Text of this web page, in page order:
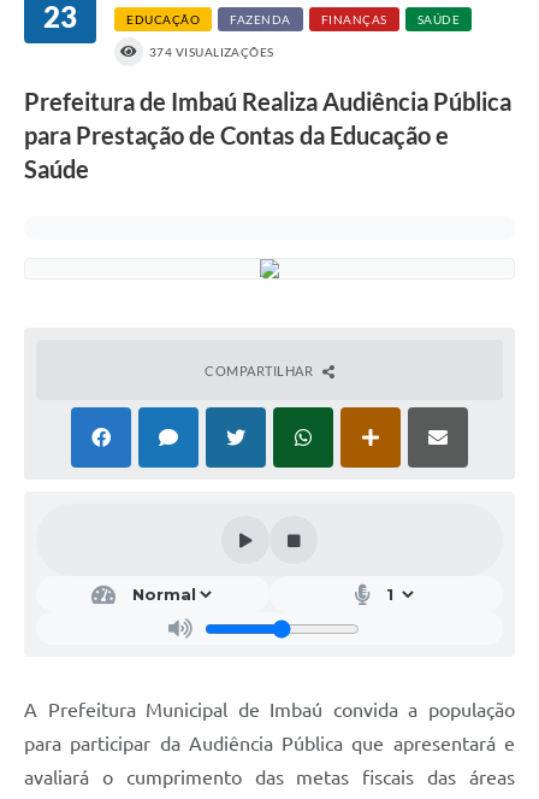
23 EDUCAÇÃO FAZENDA FINANÇAS SAÚDE
374 VISUALIZAÇÕES
Prefeitura de Imbaú Realiza Audiência Pública
para Prestação de Contas da Educação e
Saúde
COMPARTILHAR
A Prefeitura Municipal de Imbaú convida a população
para participar da Audiência Pública que apresentará e
avaliará o cumprimento das metas fiscais das áreas